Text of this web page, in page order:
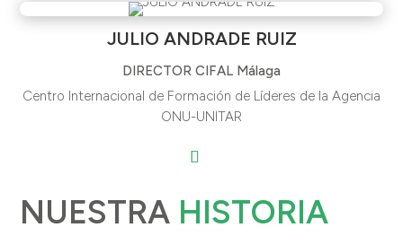
JULIO ANDRADE RUIZ
DIRECTOR CIFAL Málaga
Centro Internacional de Formación de Líderes de la Agencia
ONU-UNITAR
NUESTRA HISTORIA